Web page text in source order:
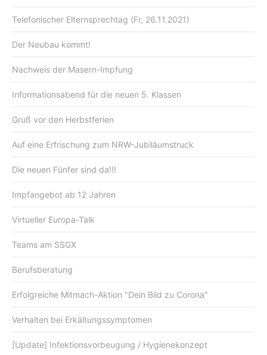
Telefonischer Elternsprechtag (Fr, 26.11.2021)
Der Neubau kommt!
Nachweis der Masern-Impfung
Informationsabend für die neuen 5. Klassen
Gruß vor den Herbstferien
Auf eine Erfrischung zum NRW-Jubiläumstruck
Die neuen Fünfer sind da!!!
Impfangebot ab 12 Jahren
Virtueller Europa-Talk
Teams am SSGX
Berufsberatung
Erfolgreiche Mitmach-Aktion "Dein Bild zu Corona"
Verhalten bei Erkältungssymptomen
[Update] Infektionsvorbeugung / Hygienekonzept